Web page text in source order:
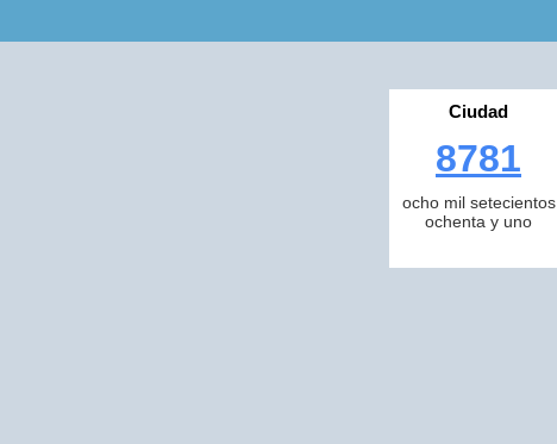
Ciudad
8781
ocho mil setecientos
ochenta y uno